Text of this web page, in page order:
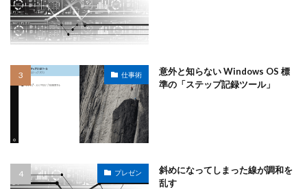
仕事術
意外と知らない Windows OS 標
準の「ステップ記録ツール」
プレゼン
斜めになってしまった線が調和を
乱す